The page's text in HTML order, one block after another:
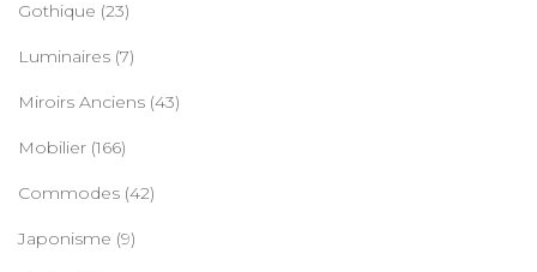
Gothique (23)
Luminaires (7)
Miroirs Anciens (43)
Mobilier (166)
Commodes (42)
Japonisme (9)